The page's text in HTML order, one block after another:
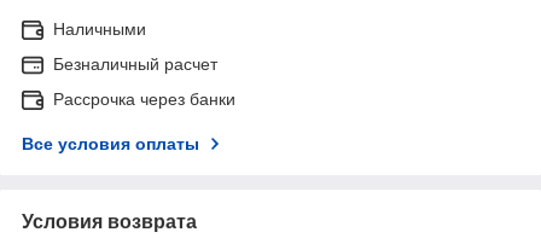
Наличными
Безналичный расчет
Рассрочка через банки
Все условия оплаты
Условия возврата